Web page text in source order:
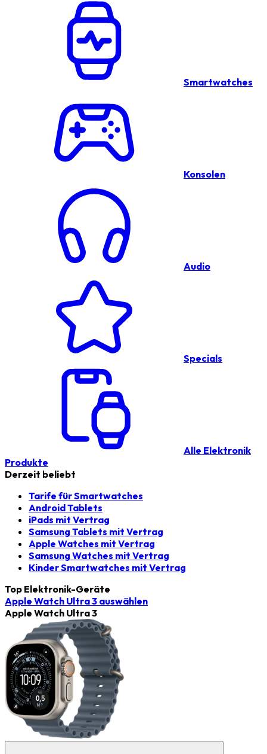
Smartwatches
Konsolen
Audio
Specials
Alle Elektronik
Produkte
Derzeit beliebt
Tarife für Smartwatches
Android Tablets
iPads mit Vertrag
Samsung Tablets mit Vertrag
Apple Watches mit Vertrag
Samsung Watches mit Vertrag
Kinder Smartwatches mit Vertrag
Top Elektronik-Geräte
Apple Watch Ultra 3 auswählen
Apple Watch Ultra 3